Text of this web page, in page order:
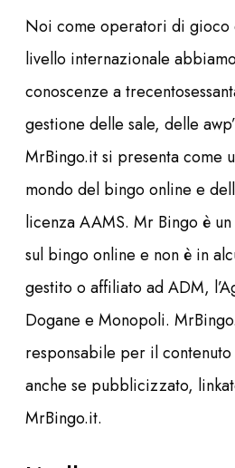
Noi come operatori di gioco
livello internazionale
conoscenze a
gestione delle sale, delle
MrBingo.it si presenta come
mondo del bingo online e
licenza AAMS. Mr Bingo è
sul bingo online e non è in
gestito o affiliato ad ADM,
Dogane e Monopoli.
responsabile per il
anche se pubblicizzato,
MrBingo.it.